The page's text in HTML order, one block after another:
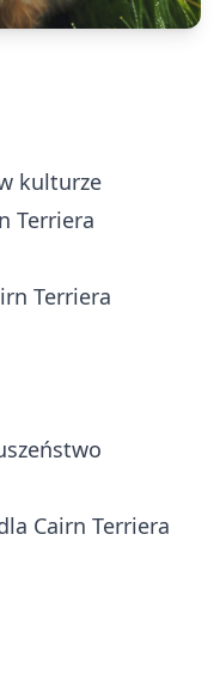
kulturze
Terriera
Terriera
Cairn Terriera